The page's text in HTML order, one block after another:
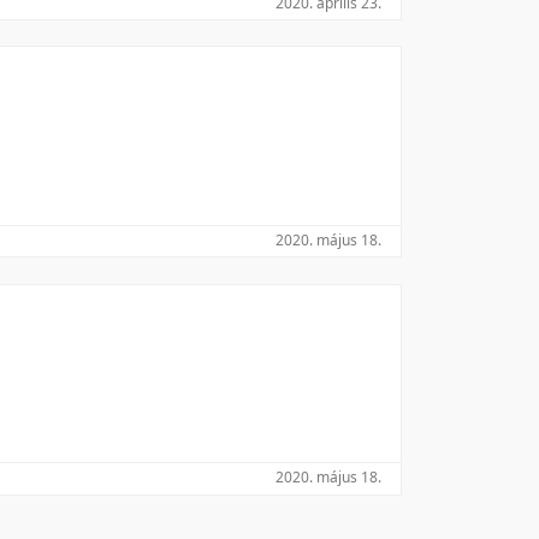
2020. május 18.
2020. május 18.